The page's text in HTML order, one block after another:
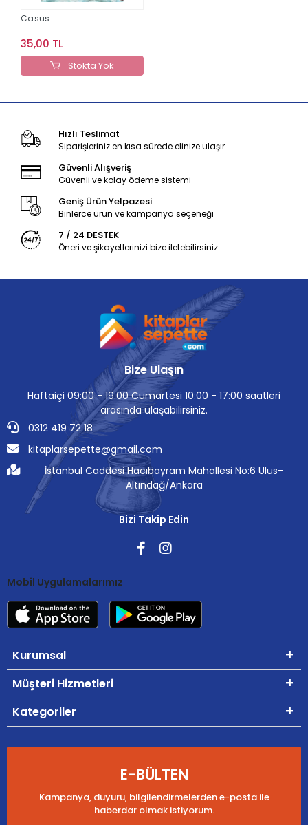
Casus
35,00 TL
Stokta Yok
Hızlı Teslimat
Siparişleriniz en kısa sürede elinize ulaşır.
Güvenli Alışveriş
Güvenli ve kolay ödeme sistemi
Geniş Ürün Yelpazesi
Binlerce ürün ve kampanya seçeneği
7 / 24 DESTEK
Öneri ve şikayetlerinizi bize iletebilirsiniz.
Bize Ulaşın
Haftaiçi 09:00 - 19:00 Cumartesi 10:00 - 17:00 saatleri
arasında ulaşabilirsiniz.
0312 419 72 18
kitaplarsepette@gmail.com
İstanbul Caddesi Hacıbayram Mahallesi No:6 Ulus-
Altındağ/Ankara
Bizi Takip Edin
Mobil Uygulamalarımız
Kurumsal
Müşteri Hizmetleri
Kategoriler
E-BÜLTEN
Kampanya, duyuru, bilgilendirmelerden e-posta ile
haberdar olmak istiyorum.